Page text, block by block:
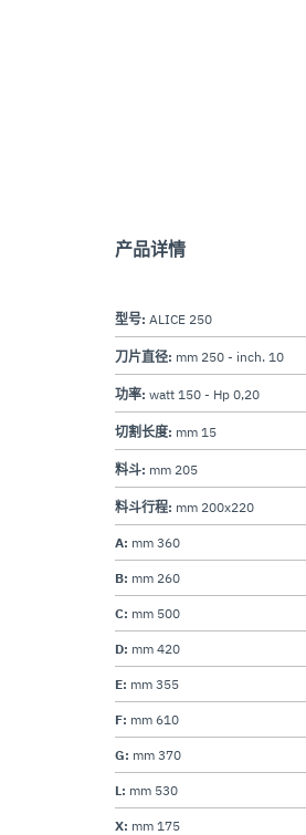
产品详情
型号: ALICE 250
刀片直径: mm 250 - inch. 10
功率: watt 150 - Hp 0,20
切割长度: mm 15
料斗: mm 205
料斗行程: mm 200x220
A: mm 360
B: mm 260
C: mm 500
D: mm 420
E: mm 355
F: mm 610
G: mm 370
L: mm 530
X: mm 175